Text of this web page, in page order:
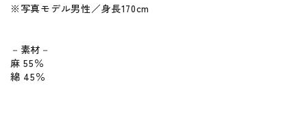
※写真モデル男性／身長170cm
－素材－
麻 55％
綿 45％